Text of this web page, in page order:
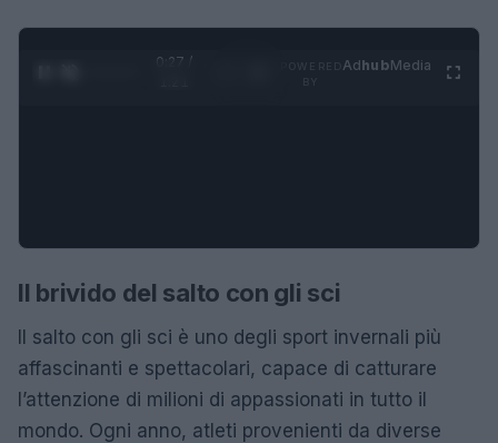
0:28 /
AdhubMedia
Il brivido del salto con gli sci
Il salto con gli sci è uno degli sport invernali più
affascinanti e spettacolari, capace di catturare
l’attenzione di milioni di appassionati in tutto il
mondo. Ogni anno, atleti provenienti da diverse